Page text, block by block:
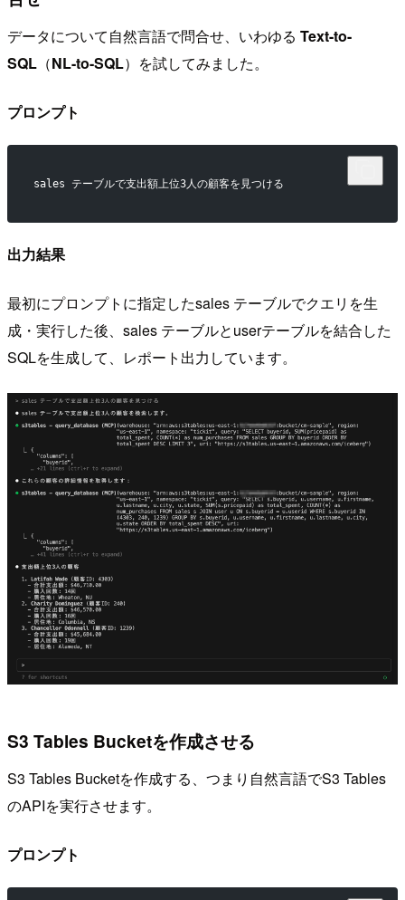
データについて自然言語で問合せ、いわゆる Text-to-
SQL （NL-to-SQL）を試してみました。
プロンプト
sales テーブルで支出額上位3人の顧客を見つける
出力結果
最初にプロンプトに指定したsales テーブルでクエリを生
成・実行した後、sales テーブルとuserテーブルを結合した
SQLを生成して、レポート出力しています。
S3 Tables Bucketを作成させる
S3 Tables Bucketを作成する、つまり自然言語でS3 Tables
のAPIを実行させます。
プロンプト